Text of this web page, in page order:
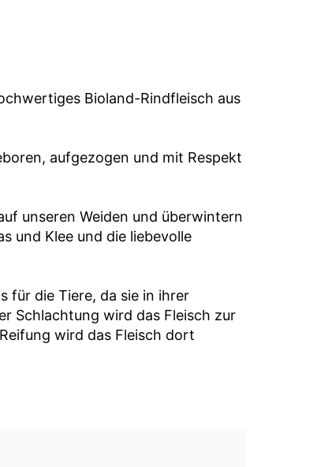
Bioland-Rindfleisch aus
aufgezogen und mit Respekt
unseren Weiden und überwintern
und Klee und die liebevolle
für die Tiere, da sie in ihrer
Schlachtung wird das Fleisch zur
wird das Fleisch dort